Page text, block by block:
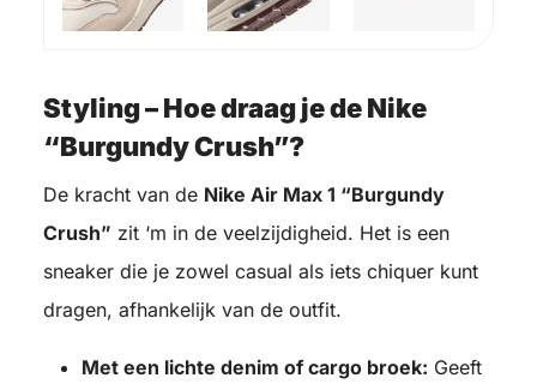
Styling – Hoe draag je de Nike
“Burgundy Crush”?
De kracht van de Nike Air Max 1 “Burgundy
Crush” zit ‘m in de veelzijdigheid. Het is een
sneaker die je zowel casual als iets chiquer kunt
dragen, afhankelijk van de outfit.
Met een lichte denim of cargo broek: Geeft